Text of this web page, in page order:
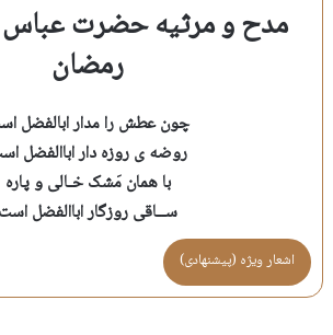
مدح و مرثیه حضرت عباس
رمضان
چون عطش را مدار ابالفضل
روضه ی روزه دار اباالفضل
با همان مَشک خـالی و پاره
ســاقی روزگار اباالفضل است
اشعار ویژه (پیشنهادی)